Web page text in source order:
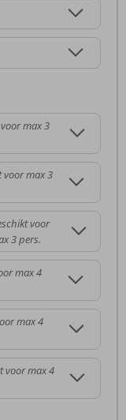
max 3
voor max 3
voor
3 pers.
max 4
max 4
voor max 4